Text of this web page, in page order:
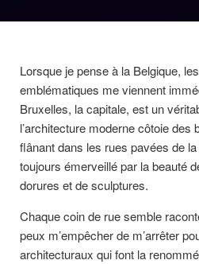
Lorsque je pense à la Belgique,
emblématiques me viennent
Bruxelles, la capitale, est un
l’architecture moderne côtoie
flânant dans les rues pavées de
toujours émerveillé par la beauté
dorures et de sculptures.
Chaque coin de rue semble
peux m’empêcher de m’arrêter
architecturaux qui font la